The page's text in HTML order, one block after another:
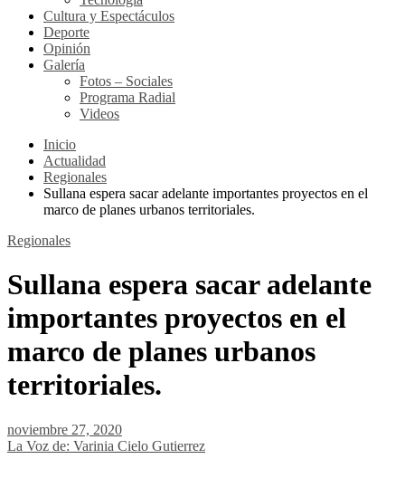
Cultura y Espectáculos
Deporte
Opinión
Galería
Fotos – Sociales
Programa Radial
Videos
Inicio
Actualidad
Regionales
Sullana espera sacar adelante importantes proyectos en el
marco de planes urbanos territoriales.
Regionales
Sullana espera sacar adelante
importantes proyectos en el
marco de planes urbanos
territoriales.
noviembre 27, 2020
La Voz de: Varinia Cielo Gutierrez